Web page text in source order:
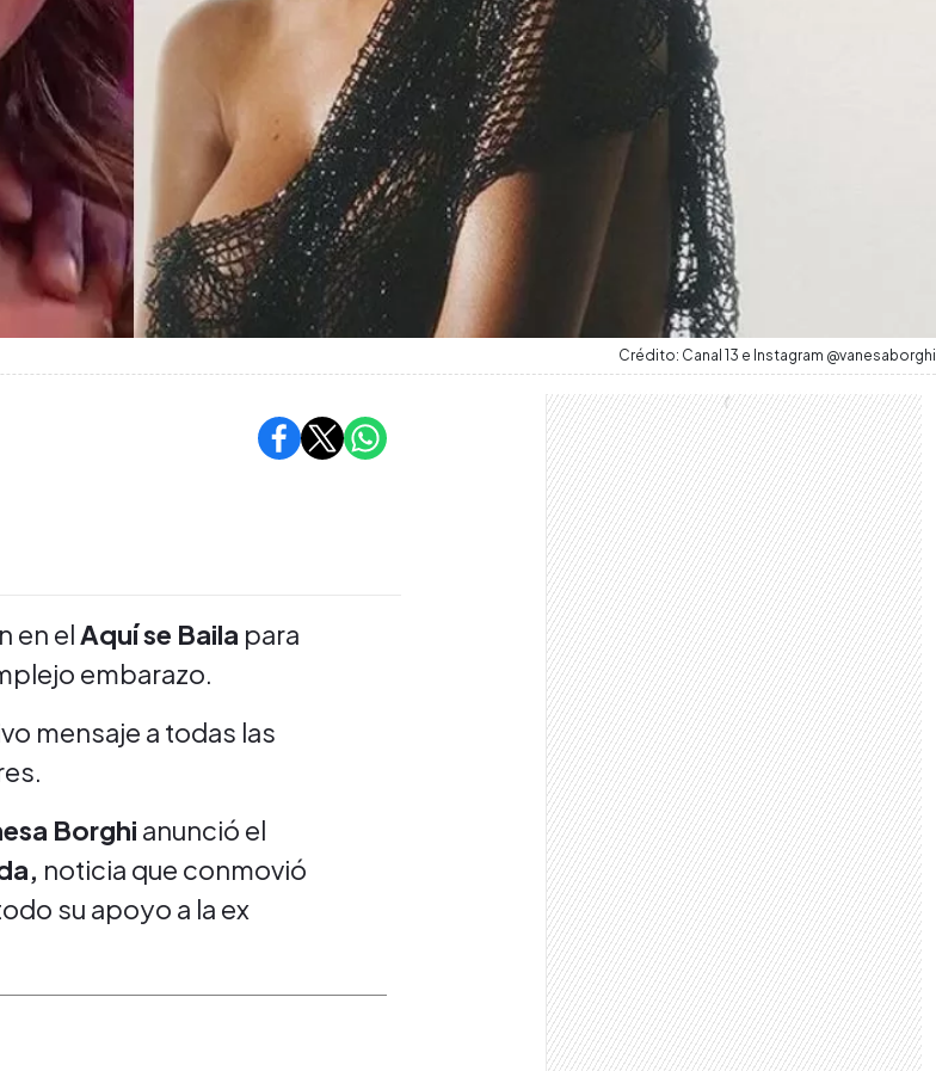
Crédito: Canal 13 e Instagram @vanesaborghi
en elAquí se Baila para
embarazo.
mensaje a todas las
Borghi anunció el
noticia que conmovió
su apoyo a la ex